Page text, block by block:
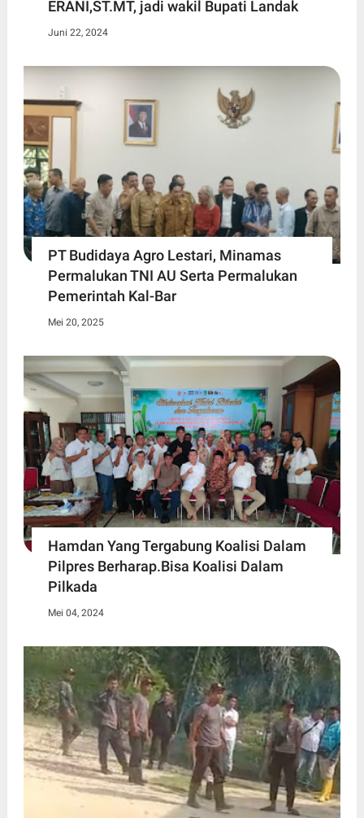
ERANI,ST.MT, jadi wakil Bupati Landak
Juni 22, 2024
PT Budidaya Agro Lestari, Minamas
Permalukan TNI AU Serta Permalukan
Pemerintah Kal-Bar
Mei 20, 2025
Hamdan Yang Tergabung Koalisi Dalam
Pilpres Berharap.Bisa Koalisi Dalam
Pilkada
Mei 04, 2024